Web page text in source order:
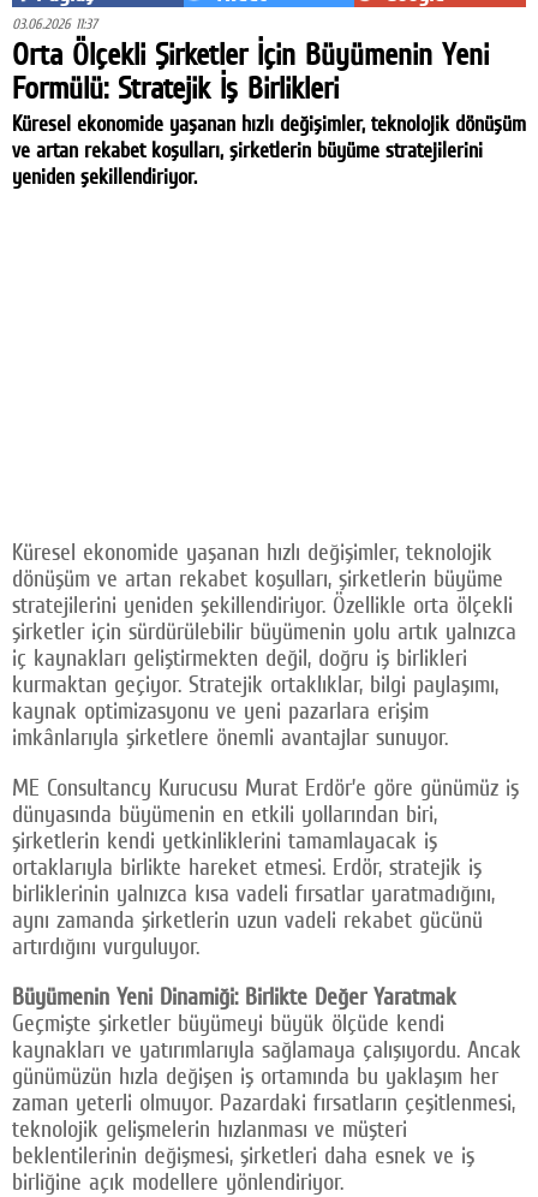
03.06.2026 11:37
Orta Ölçekli Şirketler İçin Büyümenin Yeni
Formülü: Stratejik İş Birlikleri
Küresel ekonomide yaşanan hızlı değişimler, teknolojik dönüşüm
ve artan rekabet koşulları, şirketlerin büyüme stratejilerini
yeniden şekillendiriyor.
Küresel ekonomide yaşanan hızlı değişimler, teknolojik
dönüşüm ve artan rekabet koşulları, şirketlerin büyüme
stratejilerini yeniden şekillendiriyor. Özellikle orta ölçekli
şirketler için sürdürülebilir büyümenin yolu artık yalnızca
iç kaynakları geliştirmekten değil, doğru iş birlikleri
kurmaktan geçiyor. Stratejik ortaklıklar, bilgi paylaşımı,
kaynak optimizasyonu ve yeni pazarlara erişim
imkânlarıyla şirketlere önemli avantajlar sunuyor.
ME Consultancy Kurucusu Murat Erdör’e göre günümüz iş
dünyasında büyümenin en etkili yollarından biri,
şirketlerin kendi yetkinliklerini tamamlayacak iş
ortaklarıyla birlikte hareket etmesi. Erdör, stratejik iş
birliklerinin yalnızca kısa vadeli fırsatlar yaratmadığını,
aynı zamanda şirketlerin uzun vadeli rekabet gücünü
artırdığını vurguluyor.
Büyümenin Yeni Dinamiği: Birlikte Değer Yaratmak
Geçmişte şirketler büyümeyi büyük ölçüde kendi
kaynakları ve yatırımlarıyla sağlamaya çalışıyordu. Ancak
günümüzün hızla değişen iş ortamında bu yaklaşım her
zaman yeterli olmuyor. Pazardaki fırsatların çeşitlenmesi,
teknolojik gelişmelerin hızlanması ve müşteri
beklentilerinin değişmesi, şirketleri daha esnek ve iş
birliğine açık modellere yönlendiriyor.